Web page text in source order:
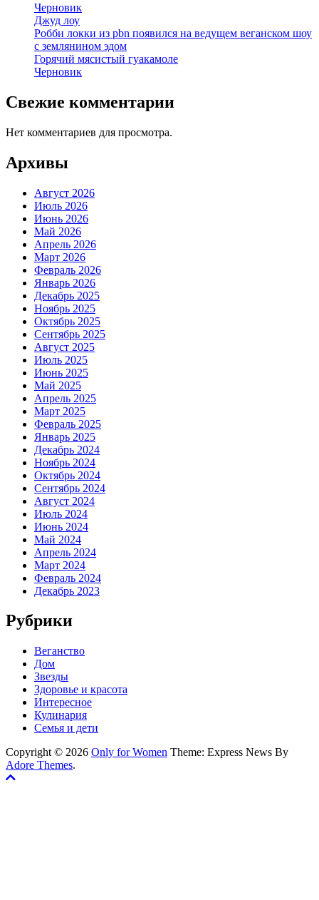
Черновик
Джуд лоу
Робби локки из pbn появился на ведущем веганском шоу
с землянином эдом
Горячий мясистый гуакамоле
Черновик
Свежие комментарии
Нет комментариев для просмотра.
Архивы
Август 2026
Июль 2026
Июнь 2026
Май 2026
Апрель 2026
Март 2026
Февраль 2026
Январь 2026
Декабрь 2025
Ноябрь 2025
Октябрь 2025
Сентябрь 2025
Август 2025
Июль 2025
Июнь 2025
Май 2025
Апрель 2025
Март 2025
Февраль 2025
Январь 2025
Декабрь 2024
Ноябрь 2024
Октябрь 2024
Сентябрь 2024
Август 2024
Июль 2024
Июнь 2024
Май 2024
Апрель 2024
Март 2024
Февраль 2024
Декабрь 2023
Рубрики
Веганство
Дом
Звезды
Здоровье и красота
Интересное
Кулинария
Семья и дети
Copyright © 2026 Only for Women Theme: Express News By
Adore Themes.